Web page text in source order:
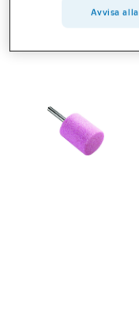
Avvisa alla